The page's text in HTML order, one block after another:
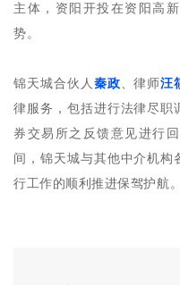
主体，资阳开投在资阳高
势。
锦天城合伙人 秦政 、律师汪
律服务，包括进行法律尽职
券交易所之反馈意见进行
间，锦天城与其他中介机构
行工作的顺利推进保驾护航。